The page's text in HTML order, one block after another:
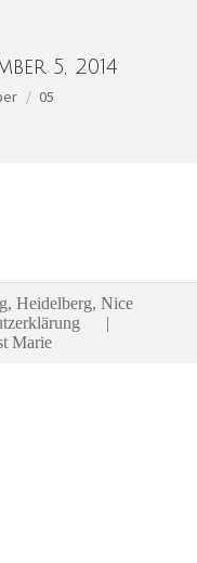
5, 2014
05
Heidelberg, Nice
|
Marie